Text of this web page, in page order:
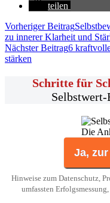
teilen
Vorheriger Beitrag
zu innerer Klarheit und
Nächster Beitrag6
stärken
Schritte für
Selbstwert-
Die
Ja,
Hinweise zum Datenschutz,
umfassten